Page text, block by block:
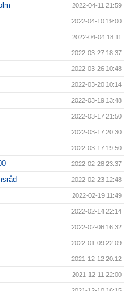
2022-04-11 21:59
2022-04-10 19:00
2022-04-04 18:11
2022-03-27 18:37
2022-03-26 10:48
2022-03-20 10:14
2022-03-19 13:48
2022-03-17 21:50
2022-03-17 20:30
2022-03-17 19:50
2022-02-28 23:37
2022-02-23 12:48
2022-02-19 11:49
2022-02-14 22:14
2022-02-06 16:32
2022-01-09 22:09
2021-12-12 20:12
2021-12-11 22:00